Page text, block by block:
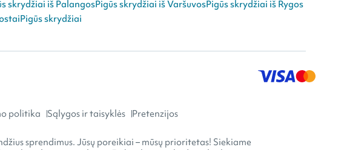
skrydžiai iš PalangosPigūs skrydžiai iš VaršuvosPigūs skrydžiai iš Rygos
Pigūs skrydžiai
politika Sąlygos ir taisyklės Pretenzijos
sprendimus. Jūsų poreikiai – mūsų prioritetas! Siekiame